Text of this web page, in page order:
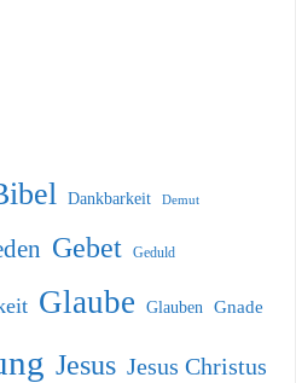
Dankbarkeit Demut
Gebet Geduld
Glaube Glauben Gnade
Jesus Jesus Christus